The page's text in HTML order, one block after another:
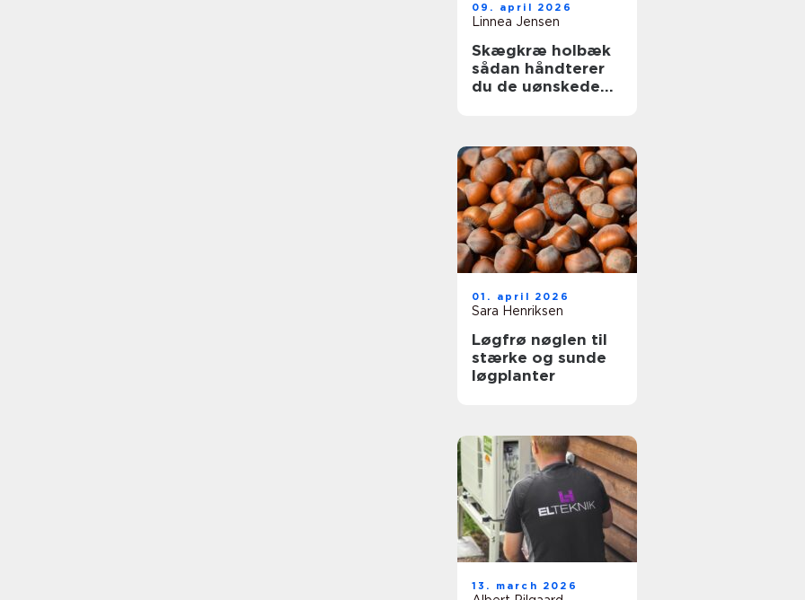
09. april 2026
Linnea Jensen
Skægkræ holbæk
sådan håndterer
du de uønskede
01. april 2026
Sara Henriksen
Løgfrø nøglen til
stærke og sunde
løgplanter
13. march 2026